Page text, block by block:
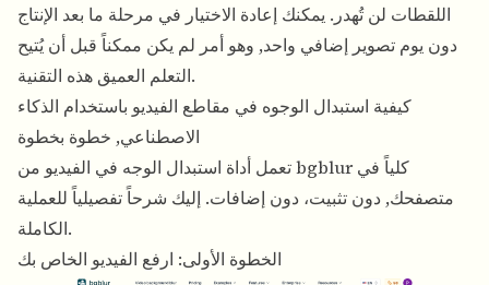
اللقطات لن تُهدر. يمكنك إعادة الاختيار في مرحلة ما بعد الإنتاج
دون يوم تصوير إضافي واحد, وهو أمر لم يكن ممكناً قبل أن يُتيح
التعلم العميق هذه التقنية.
كيفية استبدال الوجوه في مقاطع الفيديو باستخدام الذكاء
الاصطناعي, خطوة بخطوة
تعمل أداة استبدال الوجه في الفيديو من bgblur كلياً في
متصفحك, دون تثبيت، دون إضافات. إليك شرحاً تفصيلياً للعملية
الكاملة.
الخطوة الأولى: ارفع الفيديو الخاص بك